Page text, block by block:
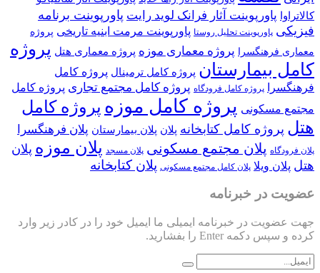
کالاتراوا پاورپوینت آثار فرانک لوید رایت پاورپوینت برنامه
فیزیکی پاورپوینت تحلیل روستا پاورپوینت مرمت ابنیه تاریخی پروژه
معماری فرهنگسرا پروژه معماری موزه پروژه معماری هتل پروژه
کامل بیمارستان پروژه کامل ترمینال پروژه کامل
فرهنگسرا
پروژه کامل فرودگاه پروژه کامل مجتمع تجاری پروژه کامل
مجتمع مسکونی پروژه کامل موزه پروژه کامل
هتل پروژه کامل کتابخانه پلان پلان بیمارستان پلان فرهنگسرا
پلان فرودگاه پلان مجتمع مسکونی پلان مسجد پلان موزه پلان
هتل پلان ویلا پلان کامل مجتمع مسکونی پلان کتابخانه
عضویت در خبرنامه
جهت عضویت در خبرنامه ایمیلی ما ایمیل خود را در کادر زیر وارد
کرده و سپس دکمه Enter را بفشارید.